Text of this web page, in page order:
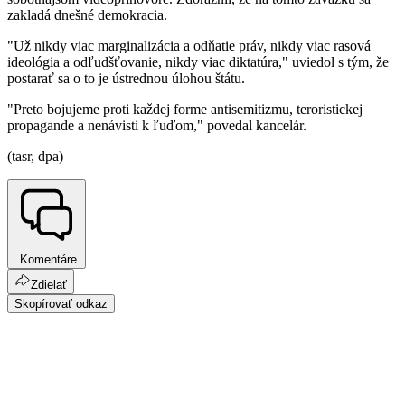
zakladá dnešné demokracia.
"Už nikdy viac marginalizácia a odňatie práv, nikdy viac rasová
ideológia a odľudšťovanie, nikdy viac diktatúra," uviedol s tým, že
postarať sa o to je ústrednou úlohou štátu.
"Preto bojujeme proti každej forme antisemitizmu, teroristickej
propagande a nenávisti k ľuďom," povedal kancelár.
(tasr, dpa)
Komentáre
Zdielať
Skopírovať odkaz